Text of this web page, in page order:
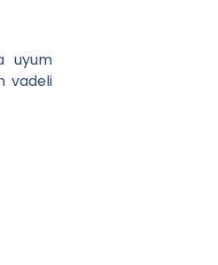
uyum
vadeli